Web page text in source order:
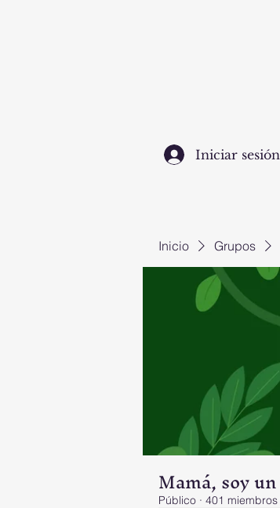
Iniciar sesión
Inicio Grupos
Mamá, soy
Público · 401 miembros